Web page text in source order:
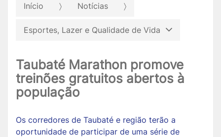
Início Notícias
Esportes, Lazer e Qualidade de Vida
Taubaté Marathon promove
treinões gratuitos abertos à
população
Os corredores de Taubaté e região terão a
oportunidade de participar de uma série de